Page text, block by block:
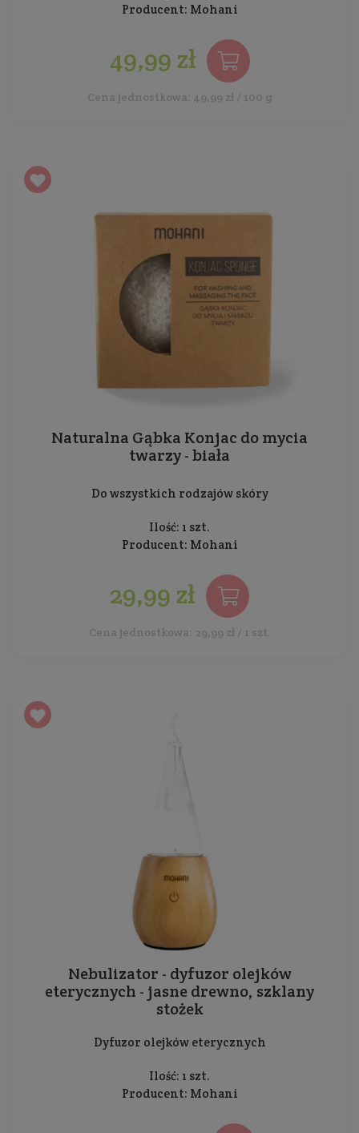
Producent: Mohani
49,99 zł
Cena jednostkowa: 49,99 zł / 100 g
Naturalna Gąbka Konjac do mycia
twarzy - biała
Do wszystkich rodzajów skóry
Ilość: 1 szt.
Producent: Mohani
29,99 zł
Cena jednostkowa: 29,99 zł / 1 szt.
Nebulizator - dyfuzor olejków
eterycznych - jasne drewno, szklany
stożek
Dyfuzor olejków eterycznych
Ilość: 1 szt.
Producent: Mohani